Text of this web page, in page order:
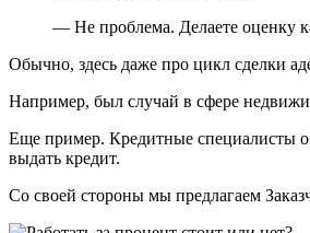
— Не проблема. Делаете оценку
Обычно, здесь даже про цикл сделки
Например, был случай в сфере
Еще пример. Кредитные специалисты
выдать кредит.
Со своей стороны мы предлагаем